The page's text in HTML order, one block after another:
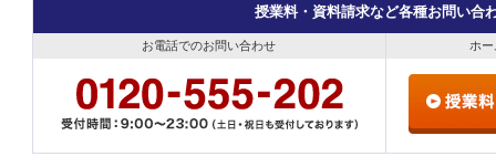
授業料・資料請求など各種お問い合
お電話でのお問い合わせ ホ